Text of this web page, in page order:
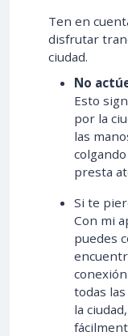
Ten en
disfrutar
ciudad.
No
Esto
por la
las
presta
Si te
Con mi
puedes
todas
la